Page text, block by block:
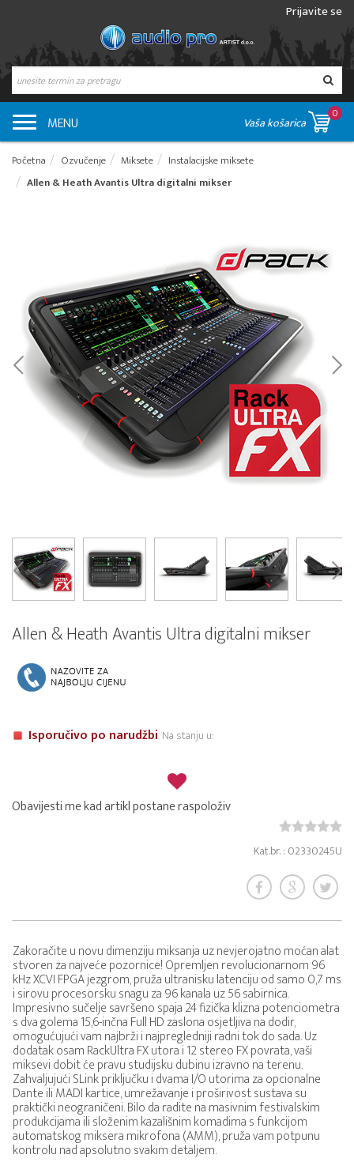
Prijavite se
MENU Vaša košarica
0
Početna Ozvučenje Miksete
Instalacijske miksete
Allen & Heath Avantis Ultra digitalni mikser
Allen & Heath Avantis Ultra digitalni mikser
Isporučivo po narudžbi Na stanju u:
Obavijesti me kad artikl postane raspoloživ
Kat.br. : 02330245U
Zakoračite u novu dimenziju miksanja uz nevjerojatno moćan alat
stvoren za najveće pozornice! Opremljen revolucionarnom 96
kHz XCVI FPGA jezgrom, pruža ultranisku latenciju od samo 0,7 ms
i sirovu procesorsku snagu za 96 kanala uz 56 sabirnica.
Impresivno sučelje savršeno spaja 24 fizička klizna potenciometra
s dva golema 15,6-inčna Full HD zaslona osjetljiva na dodir,
omogućujući vam najbrži i najpregledniji radni tok do sada. Uz
dodatak osam RackUltra FX utora i 12 stereo FX povrata, vaši
miksevi dobit će pravu studijsku dubinu izravno na terenu.
Zahvaljujući SLink priključku i dvama I/O utorima za opcionalne
Dante ili MADI kartice, umrežavanje i proširivost sustava su
praktički neograničeni. Bilo da radite na masivnim festivalskim
produkcijama ili složenim kazališnim komadima s funkcijom
automatskog miksera mikrofona (AMM), pruža vam potpunu
kontrolu nad apsolutno svakim detaljem.